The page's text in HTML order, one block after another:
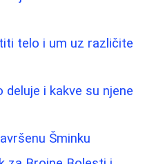
telo i um uz različite
deluje i kakve su njene
Šminku